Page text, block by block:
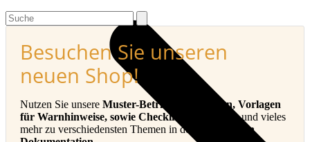
Search
Besuchen Sie unseren
neuen Shop!
Nutzen Sie unsere Muster-Betriebsanleitungen, Vorlagen
für Warnhinweise, sowie Checklisten, E-Booksund vieles
mehr zu verschiedensten Themen in der
Technischen